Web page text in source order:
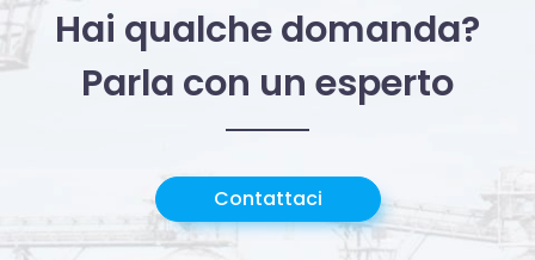
Hai qualche domanda?
Parla con un esperto
Contattaci